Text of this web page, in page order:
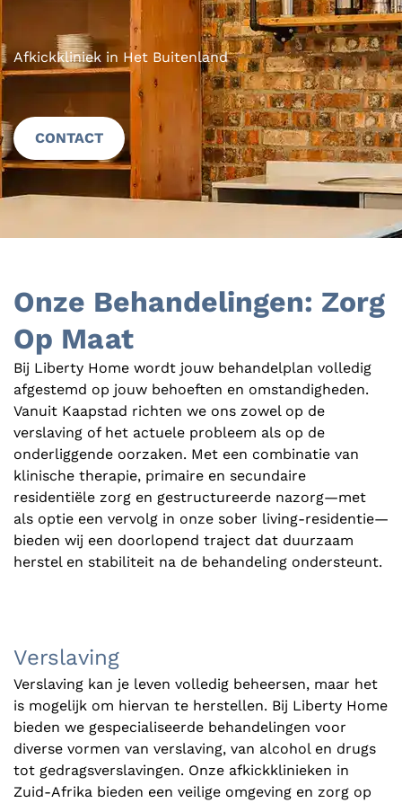
Afkickkliniek in Het Buitenland
CONTACT
Onze Behandelingen: Zorg
Op Maat
Bij Liberty Home wordt jouw behandelplan volledig
afgestemd op jouw behoeften en omstandigheden.
Vanuit Kaapstad richten we ons zowel op de
verslaving of het actuele probleem als op de
onderliggende oorzaken. Met een combinatie van
klinische therapie, primaire en secundaire
residentiële zorg en gestructureerde nazorg—met
als optie een vervolg in onze sober living-residentie—
bieden wij een doorlopend traject dat duurzaam
herstel en stabiliteit na de behandeling ondersteunt.
Verslaving
Verslaving kan je leven volledig beheersen, maar het
is mogelijk om hiervan te herstellen. Bij Liberty Home
bieden we gespecialiseerde behandelingen voor
diverse vormen van verslaving, van alcohol en drugs
tot gedragsverslavingen. Onze afkickklinieken in
Zuid-Afrika bieden een veilige omgeving en zorg op